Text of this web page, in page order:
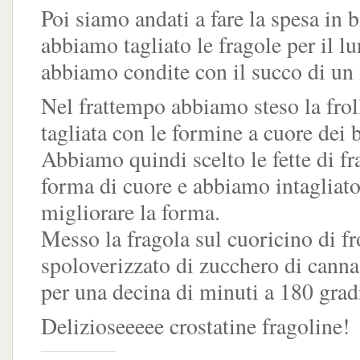
Poi siamo andati a fare la spesa in
abbiamo tagliato le fragole per il
abbiamo condite con il succo di
Nel frattempo abbiamo steso la
tagliata con le formine a cuore dei
Abbiamo quindi scelto le fette di
forma di cuore e abbiamo
migliorare la forma.
Messo la fragola sul cuoricino di
spoloverizzato di zucchero di
per una decina di minuti a 180
Delizioseeeee crostatine fragoline!